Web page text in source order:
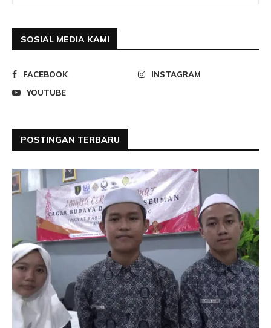
SOSIAL MEDIA KAMI
FACEBOOK
INSTAGRAM
YOUTUBE
POSTINGAN TERBARU